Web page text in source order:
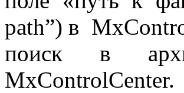
path”) в
поиск в
MxControlCenter.